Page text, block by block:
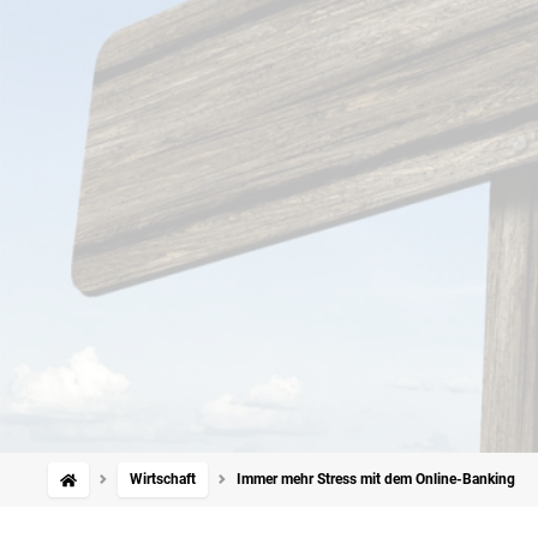
Wirtschaft Immer mehr Stress mit dem Online-Banking